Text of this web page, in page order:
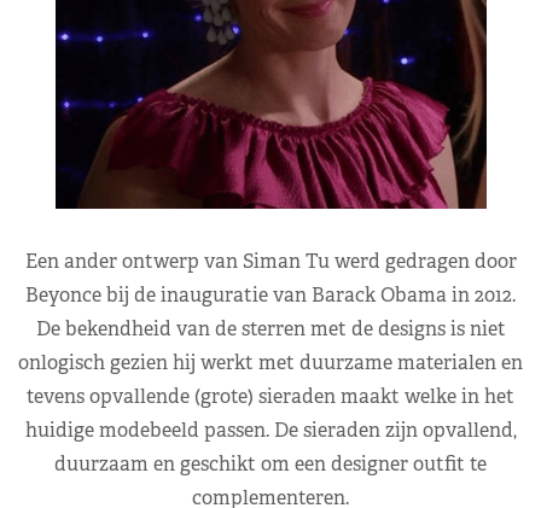
Een ander ontwerp van Siman Tu werd gedragen door
Beyonce bij de inauguratie van Barack Obama in 2012.
De bekendheid van de sterren met de designs is niet
onlogisch gezien hij werkt met duurzame materialen en
tevens opvallende (grote) sieraden maakt welke in het
huidige modebeeld passen. De sieraden zijn opvallend,
duurzaam en geschikt om een designer outfit te
complementeren.